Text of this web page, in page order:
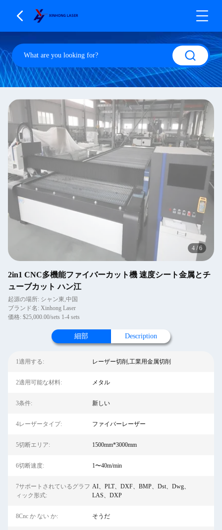
4 /6
2in1 CNC多機能ファイバーカット機 速度シート金属とチ
ューブカット ハン江
起源の場所: シャン東,中国
ブランド名: Xinhong Laser
価格: $25,000.00/sets 1-4 sets
細部 Description
1適用する: レーザー切削,工業用金属切削
2適用可能な材料: メタル
3条件: 新しい
4レーザータイプ: ファイバーレーザー
5切断エリア: 1500mm*3000mm
6切断速度: 1〜40m/min
7サポートされているグラフ
ィック形式:
AI、PLT、DXF、BMP、Dst、Dwg、
LAS、DXP
8Cnc か ない か: そうだ